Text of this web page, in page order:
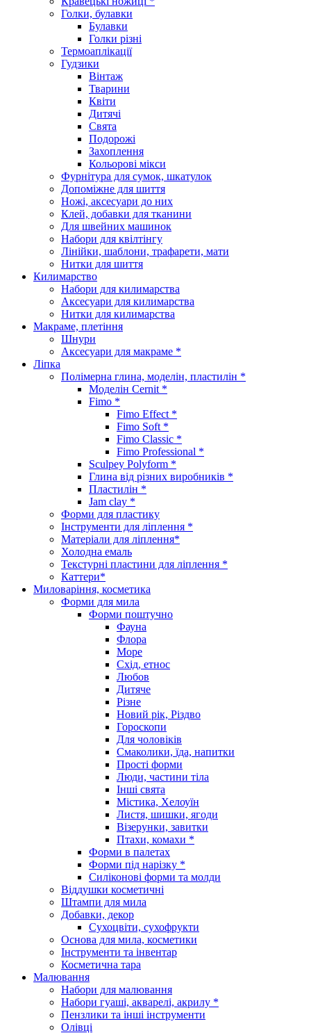
Голки, булавки
Булавки
Голки різні
Термоаплікації
Гудзики
Вінтаж
Тварини
Квіти
Дитячі
Свята
Подорожі
Захоплення
Кольорові мікси
Фурнітура для сумок, шкатулок
Допоміжне для шиття
Ножі, аксесуари до них
Клей, добавки для тканини
Для швейних машинок
Набори для квілтінгу
Лінійки, шаблони, трафарети, мати
Нитки для шиття
Килимарство
Набори для килимарства
Аксесуари для килимарства
Нитки для килимарства
Макраме, плетіння
Шнури
Аксесуари для макраме *
Ліпка
Полімерна глина, моделін, пластилін *
Моделін Cernit *
Fimo *
Fimo Effect *
Fimo Soft *
Fimo Classic *
Fimo Professional *
Sculpey Polyform *
Глина від різних виробників *
Пластилін *
Jam clay *
Форми для пластику
Інструменти для ліплення *
Матеріали для ліплення*
Холодна емаль
Текстурні пластини для ліплення *
Каттери*
Миловаріння, косметика
Форми для мила
Форми поштучно
Фауна
Флора
Море
Схід, етнос
Любов
Дитяче
Різне
Новий рік, Різдво
Гороскопи
Для чоловіків
Смаколики, їда, напитки
Прості форми
Люди, частини тіла
Інші свята
Містика, Хелоуїн
Листя, шишки, ягоди
Візерунки, завитки
Птахи, комахи *
Форми в палетах
Форми під нарізку *
Силіконові форми та молди
Віддушки косметичні
Штампи для мила
Добавки, декор
Сухоцвіти, сухофрукти
Основа для мила, косметики
Інструменти та інвентар
Косметична тара
Малювання
Набори для малювання
Набори гуаші, акварелі, акрилу *
Пензлики та інші інструменти
Олівці